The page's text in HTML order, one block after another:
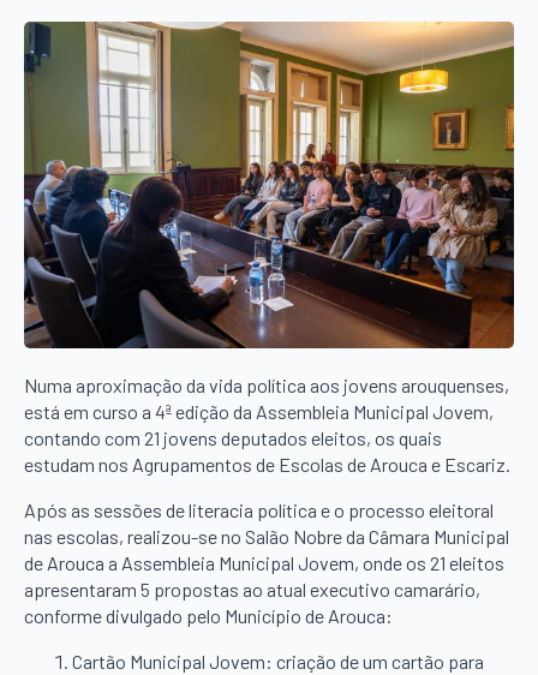
Numa aproximação da vida política aos jovens arouquenses,
está em curso a 4ª edição da Assembleia Municipal Jovem,
contando com 21 jovens deputados eleitos, os quais
estudam nos Agrupamentos de Escolas de Arouca e Escariz.
Após as sessões de literacia política e o processo eleitoral
nas escolas, realizou-se no Salão Nobre da Câmara Municipal
de Arouca a Assembleia Municipal Jovem, onde os 21 eleitos
apresentaram 5 propostas ao atual executivo camarário,
conforme divulgado pelo Município de Arouca:
Cartão Municipal Jovem: criação de um cartão para